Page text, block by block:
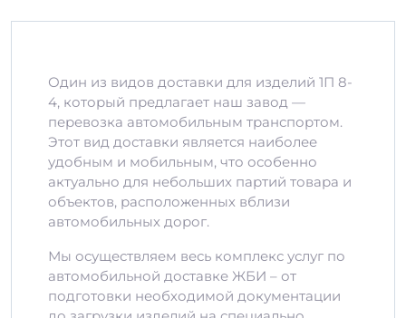
Один из видов доставки для изделий 1П 8-
4, который предлагает наш завод —
перевозка автомобильным транспортом.
Этот вид доставки является наиболее
удобным и мобильным, что особенно
актуально для небольших партий товара и
объектов, расположенных вблизи
автомобильных дорог.
Мы осуществляем весь комплекс услуг по
автомобильной доставке ЖБИ – от
подготовки необходимой документации